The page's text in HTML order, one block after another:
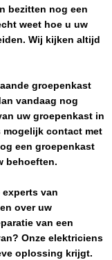
bezitten nog een
weet hoe u uw
Wij kijken altijd
groepenkast
vandaag nog
uw groepenkast in
mogelijk contact met
een groepenkast
behoeften.
experts van
over uw
van een
Onze elektriciens
oplossing krijgt.